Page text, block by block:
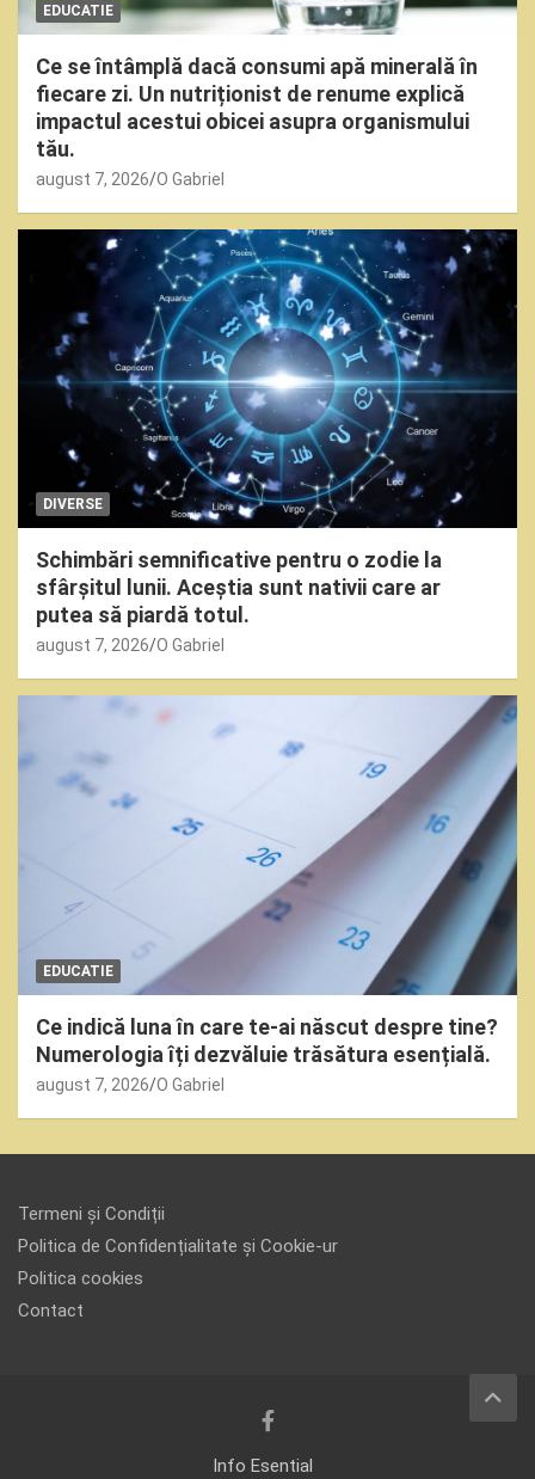
EDUCATIE
Ce se întâmplă dacă consumi apă minerală în
fiecare zi. Un nutriționist de renume explică
impactul acestui obicei asupra organismului
tău.
august 7, 2026 O Gabriel
DIVERSE
Schimbări semnificative pentru o zodie la
sfârșitul lunii. Aceștia sunt nativii care ar
putea să piardă totul.
august 7, 2026 O Gabriel
EDUCATIE
Ce indică luna în care te-ai născut despre tine?
Numerologia îți dezvăluie trăsătura esențială.
august 7, 2026 O Gabriel
Termeni și Condiții
Politica de Confidențialitate și Cookie-ur
Politica cookies
Contact
Info Esential